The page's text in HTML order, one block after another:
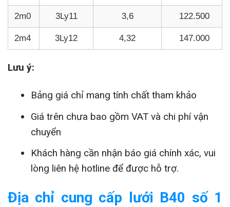
2m0 3Ly11 3,6 122.500
2m4 3Ly12 4,32 147.000
Lưu ý:
Bảng giá chỉ mang tính chất tham khảo
Giá trên chưa bao gồm VAT và chi phí vận
chuyển
Khách hàng cần nhận báo giá chính xác, vui
lòng liên hệ hotline để được hỗ trợ.
Địa chỉ cung cấp lưới B40 số 1